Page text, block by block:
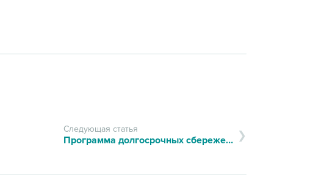
Следующая статья
Программа долгосрочных сбережений